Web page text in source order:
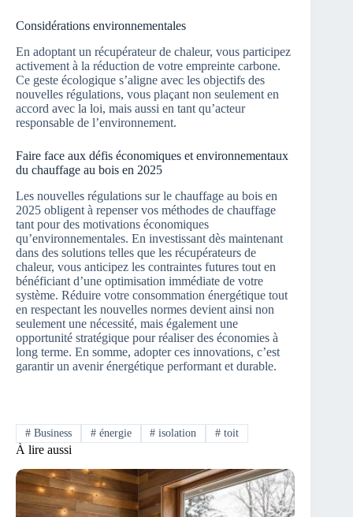
Considérations environnementales
En adoptant un récupérateur de chaleur, vous participez
activement à la réduction de votre empreinte carbone.
Ce geste écologique s’aligne avec les objectifs des
nouvelles régulations, vous plaçant non seulement en
accord avec la loi, mais aussi en tant qu’acteur
responsable de l’environnement.
Faire face aux défis économiques et environnementaux
du chauffage au bois en 2025
Les nouvelles régulations sur le chauffage au bois en
2025 obligent à repenser vos méthodes de chauffage
tant pour des motivations économiques
qu’environnementales. En investissant dès maintenant
dans des solutions telles que les récupérateurs de
chaleur, vous anticipez les contraintes futures tout en
bénéficiant d’une optimisation immédiate de votre
système. Réduire votre consommation énergétique tout
en respectant les nouvelles normes devient ainsi non
seulement une nécessité, mais également une
opportunité stratégique pour réaliser des économies à
long terme. En somme, adopter ces innovations, c’est
garantir un avenir énergétique performant et durable.
#Business #énergie # isolation # toit
À lire aussi